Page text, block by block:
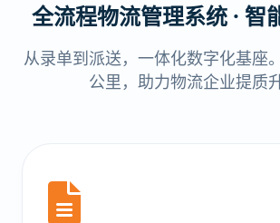
全流程物流管理系统· 智
从录单到派送，一体化数字化基座
公里，助力物流企业提质